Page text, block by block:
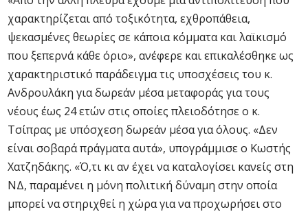
χαρακτηρίζεται από τοξικότητα, εχθροπάθεια,
ψεκασμένες θεωρίες σε κάποια κόμματα και λαϊκισμό
που ξεπερνά κάθε όριο», ανέφερε και επικαλέσθηκε ως
χαρακτηριστικό παράδειγμα τις υποσχέσεις του κ.
Ανδρουλάκη για δωρεάν μέσα μεταφοράς για τους
νέους έως 24 ετών στις οποίες πλειοδότησε ο κ.
Τσίπρας με υπόσχεση δωρεάν μέσα για όλους. «Δεν
είναι σοβαρά πράγματα αυτά», υπογράμμισε ο Κωστής
Χατζηδάκης. «Ό,τι κι αν έχει να καταλογίσει κανείς στη
ΝΔ, παραμένει η μόνη πολιτική δύναμη στην οποία
μπορεί να στηριχθεί η χώρα για να προχωρήσει στο